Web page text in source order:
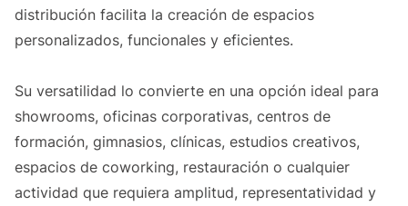
distribución facilita la creación de espacios
personalizados, funcionales y eficientes.
Su versatilidad lo convierte en una opción ideal para
showrooms, oficinas corporativas, centros de
formación, gimnasios, clínicas, estudios creativos,
espacios de coworking, restauración o cualquier
actividad que requiera amplitud, representatividad y